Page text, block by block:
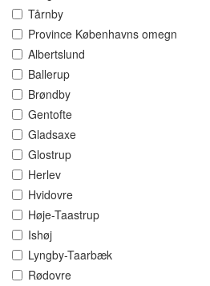
Tårnby
Province Københavns omegn
Albertslund
Ballerup
Brøndby
Gentofte
Gladsaxe
Glostrup
Herlev
Hvidovre
Høje-Taastrup
Ishøj
Lyngby-Taarbæk
Rødovre